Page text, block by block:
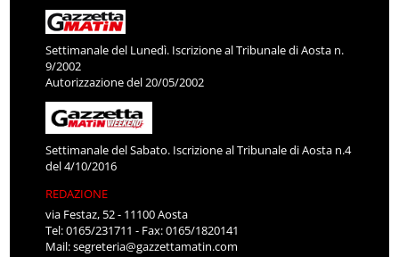
Settimanale del Lunedì. Iscrizione al Tribunale di Aosta n.
9/2002
Autorizzazione del 20/05/2002
Settimanale del Sabato. Iscrizione al Tribunale di Aosta n.4
del 4/10/2016
REDAZIONE
via Festaz, 52 - 11100 Aosta
Tel: 0165/231711 - Fax: 0165/1820141
Mail:segreteria@gazzettamatin.com